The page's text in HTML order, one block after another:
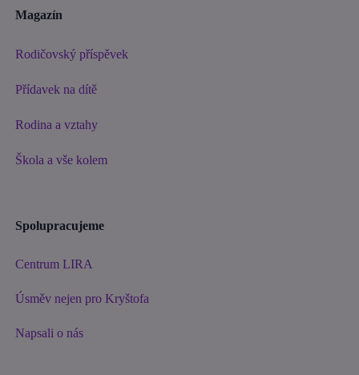
Magazín
Rodičovský příspěvek
Přídavek na dítě
Rodina a vztahy
Škola a vše kolem
Spolupracujeme
Centrum LIRA
Úsměv nejen pro Kryštofa
Napsali o nás